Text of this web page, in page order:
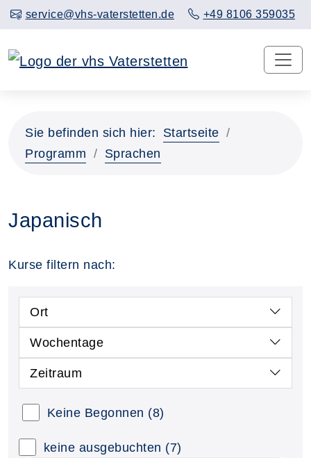
service@vhs-vaterstetten.de +49 8106 359035
Sie befinden sich hier:
Startseite
Programm
Sprachen
Japanisch
Kurse filtern nach:
Ort
Wochentage
Zeitraum
Keine Begonnen (8)
keine ausgebuchten (7)